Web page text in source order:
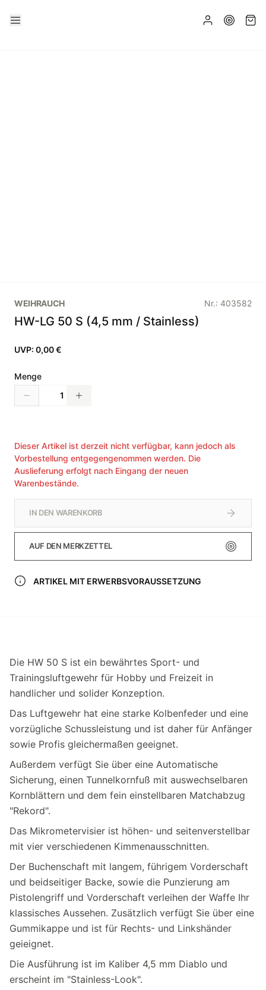
WEIHRAUCH Nr.: 403582
HW-LG 50 S (4,5 mm / Stainless)
UVP: 0,00 €
Menge
Dieser Artikel ist derzeit nicht verfügbar, kann jedoch als
Vorbestellung entgegengenommen werden. Die
Auslieferung erfolgt nach Eingang der neuen
Warenbestände.
IN DEN WARENKORB
AUF DEN MERKZETTEL
ARTIKEL MIT ERWERBSVORAUSSETZUNG
Die HW 50 S ist ein bewährtes Sport- und
Trainingsluftgewehr für Hobby und Freizeit in
handlicher und solider Konzeption.
Das Luftgewehr hat eine starke Kolbenfeder und eine
vorzügliche Schussleistung und ist daher für Anfänger
sowie Profis gleichermaßen geeignet.
Außerdem verfügt Sie über eine Automatische
Sicherung, einen Tunnelkornfuß mit auswechselbaren
Kornblättern und dem fein einstellbaren Matchabzug
"Rekord".
Das Mikrometervisier ist höhen- und seitenverstellbar
mit vier verschiedenen Kimmenausschnitten.
Der Buchenschaft mit langem, führigem Vorderschaft
und beidseitiger Backe, sowie die Punzierung am
Pistolengriff und Vorderschaft verleihen der Waffe Ihr
klassisches Aussehen. Zusätzlich verfügt Sie über eine
Gummikappe und ist für Rechts- und Linkshänder
geieignet.
Die Ausführung ist im Kaliber 4,5 mm Diablo und
erscheint im "Stainless-Look".